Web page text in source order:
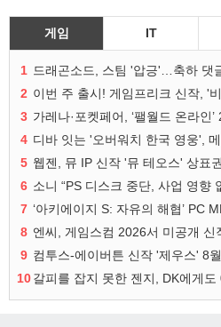
게임 IT
1 드래곤소드, 스팀 '압긍'…축하 댓
2 이번 주 출시! 게임프리크 신작, '
3 가레나·포켓페어, ‘팰월드 온라인
4 디바 잇는 '오버워치 한국 영웅',
5 웹젠, 뮤 IP 신작 '뮤 테오스' 상표
6 소니 “PS 디스크 중단, 사업 영향
7 ‘아키에이지 S: 자유의 해협’ PC
8 엔씨, 게임스컴 2026서 미공개 신
9
10갈피를 잡지 못한 젠지, DK에게도